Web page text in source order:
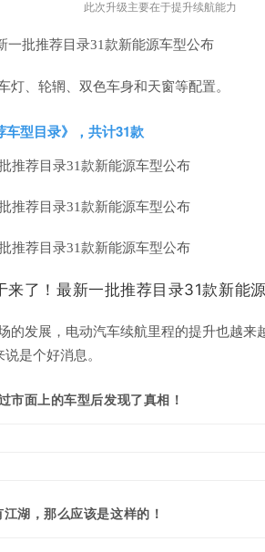
此次升级主要在于提升续航能力
灯、轮辋、双色车身和天窗等配置。
型目录》，共计31款
的发展， 电动汽车续航里程的提升也越来
是个好消息。
市面上的车型后发现了真相！
湖，那么应该是这样的！